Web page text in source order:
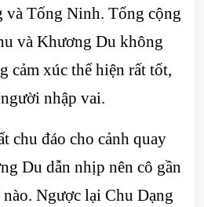
Tống Ninh. Tổng cộng
và Khương Du không
cảm xúc thể hiện rất tốt,
nhập vai.
chu đáo cho cảnh quay
Du dẫn nhịp nên cô gần
Ngược lại Chu Dạng